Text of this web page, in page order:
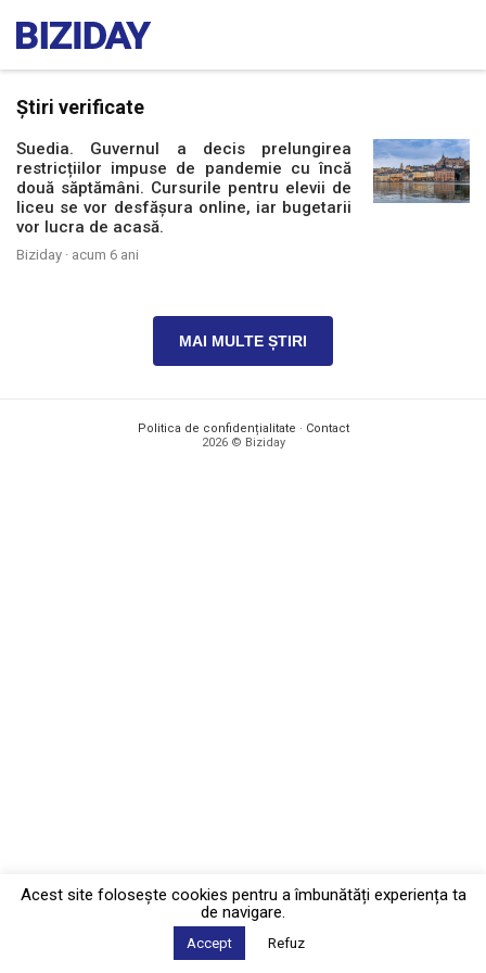
Știri verificate
Suedia. Guvernul a decis prelungirea
restricțiilor impuse de pandemie cu încă
două săptămâni. Cursurile pentru elevii de
liceu se vor desfășura online, iar bugetarii
vor lucra de acasă.
Biziday · acum 6 ani
MAI MULTE ȘTIRI
Politica de confidențialitate · Contact
2026 © Biziday
Acest site foloseşte cookies pentru a îmbunătăți experiența ta
de navigare.
Accept Refuz